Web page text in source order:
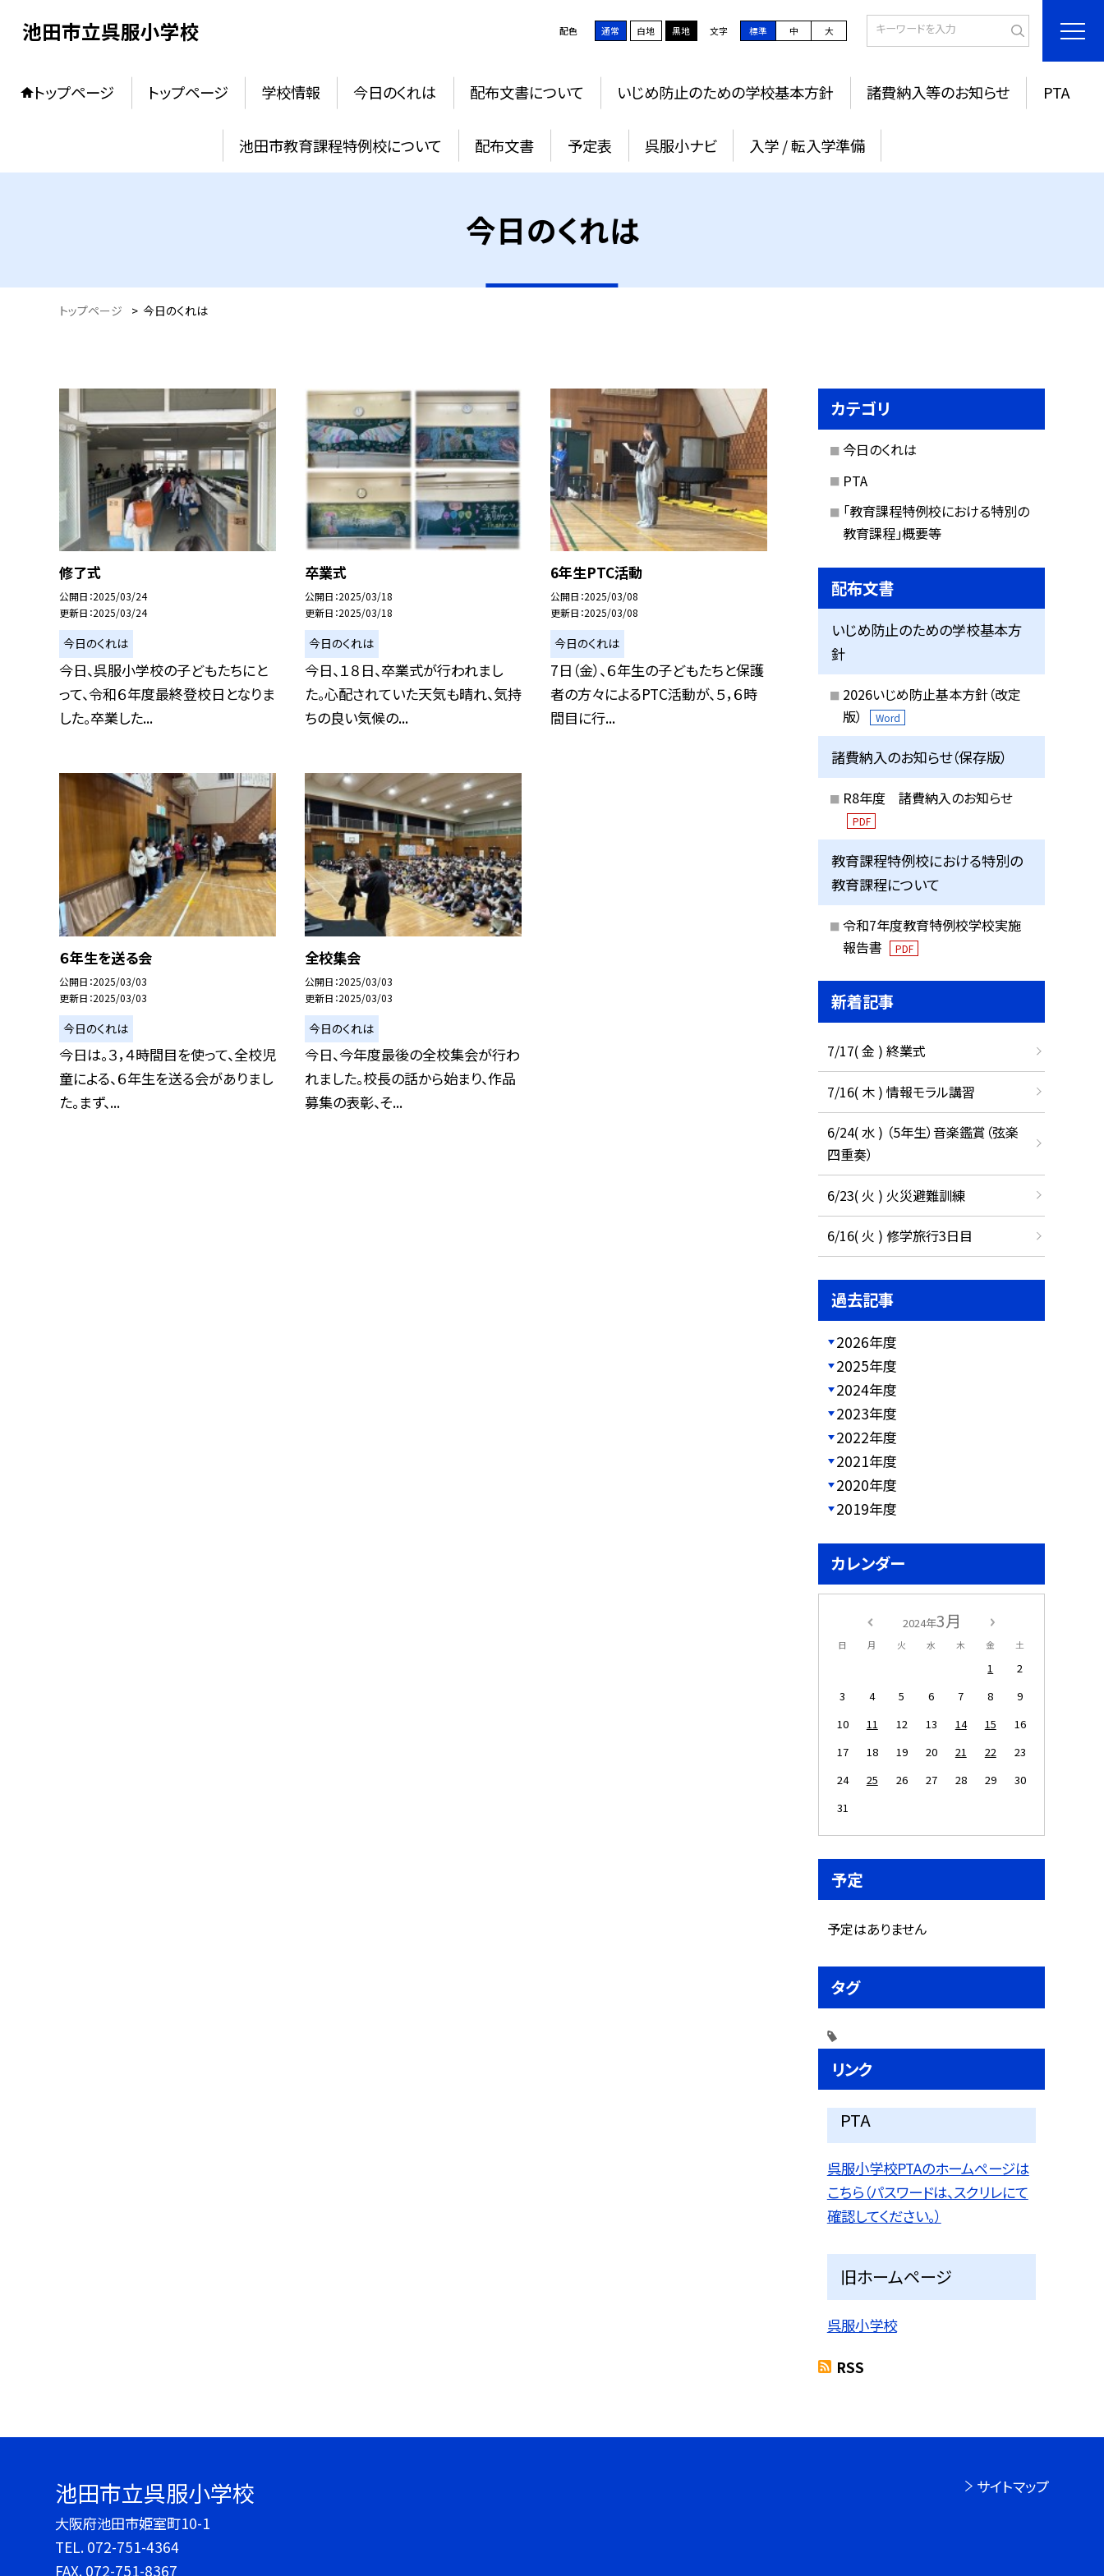
池田市立呉服小学校 配色 通常 白地 黒地 文字 標準 中 大
トップページ トップページ 学校情報 今日のくれは 配布文書について いじめ防止のための学校基本方針 諸費納入等のお知らせ PTA
池田市教育課程特例校について 配布文書 予定表 呉服小ナビ 入学 / 転入学準備
今日のくれは
トップページ > 今日のくれは
修了式
公開日 2025/03/24
更新日 2025/03/24
今日のくれは
今日、呉服小学校の子どもたちにと
って、令和６年度最終登校日となりま
した。卒業した...
卒業式
公開日 2025/03/18
更新日 2025/03/18
今日のくれは
今日、１８日、卒業式が行われまし
た。心配されていた天気も晴れ、気持
ちの良い気候の...
6年生PTC活動
公開日 2025/03/08
更新日 2025/03/08
今日のくれは
7日（金）、６年生の子どもたちと保護
者の方々によるPTC活動が、５，６時
間目に行...
６年生を送る会
公開日 2025/03/03
更新日 2025/03/03
今日のくれは
今日は。３，４時間目を使って、全校児
童による、６年生を送る会がありまし
た。まず、...
全校集会
公開日 2025/03/03
更新日 2025/03/03
今日のくれは
今日、今年度最後の全校集会が行わ
れました。校長の話から始まり、作品
募集の表彰、そ...
カテゴリ
今日のくれは
PTA
「教育課程特例校における特別の
教育課程」概要等
配布文書
いじめ防止のための学校基本方
針
2026いじめ防止基本方針（改定
版）
Word
諸費納入のお知らせ（保存版）
R8年度 諸費納入のお知らせ
PDF
教育課程特例校における特別の
教育課程について
令和7年度教育特例校学校実施
報告書
PDF
新着記事
7/17( 金 ) 終業式
7/16( 木 ) 情報モラル講習
6/24( 水 ) （5年生）音楽鑑賞（弦楽
四重奏）
6/23( 火 ) 火災避難訓練
6/16( 火 ) 修学旅行3日目
過去記事
2026年度
2025年度
2024年度
2023年度
2022年度
2021年度
2020年度
2019年度
カレンダー
2024年3月
日 月 火 水 木 金 土
1
2
3
4 5 6 7 8
9
10
11 12 13 14 15
16
17
18 19 20 21 22
23
24
25 26 27 28 29
30
31
予定
予定はありません
タグ
リンク
PTA
呉服小学校PTAのホームページは
こちら（パスワードは、スクリレにて
確認してください。）
旧ホームページ
呉服小学校
RSS
池田市立呉服小学校
大阪府池田市姫室町10-1
TEL. 072-751-4364
FAX. 072-751-8367
サイトマップ